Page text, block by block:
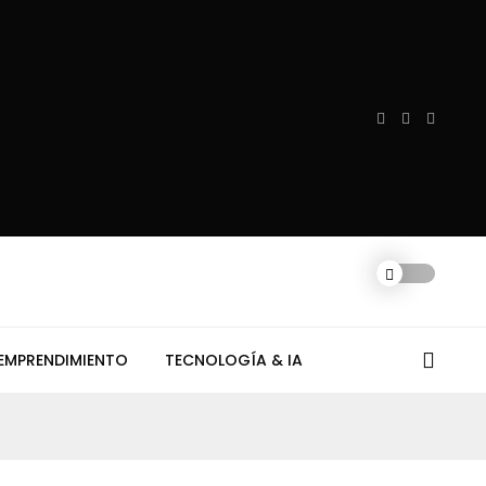
TECNOLOGÍA & IA